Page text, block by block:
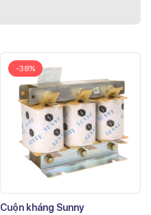
-38%
Cuộn kháng Sunny